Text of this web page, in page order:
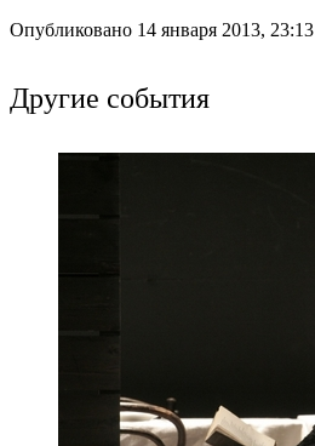
Опубликовано 14 января 2013, 23:13
Другие события